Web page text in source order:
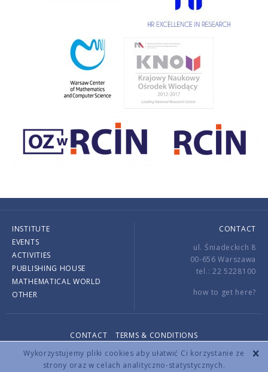
Wykorzystujemy pliki cookies aby ułatwić Ci korzystanie ze
strony oraz w celach analityczno-statystycznych.
INSTITUTE
EVENTS
ACTIVITIES
PUBLISHING HOUSE
MATHEMATICAL WORLD
OTHER
CONTACT
ul. Śniadeckich 8
00-656 Warszawa
tel.: 22 5228100
how to get here?
CONTACT
TERMS & CONDITIONS
Copyright © 2026 by IMPAN. All rights reserved.